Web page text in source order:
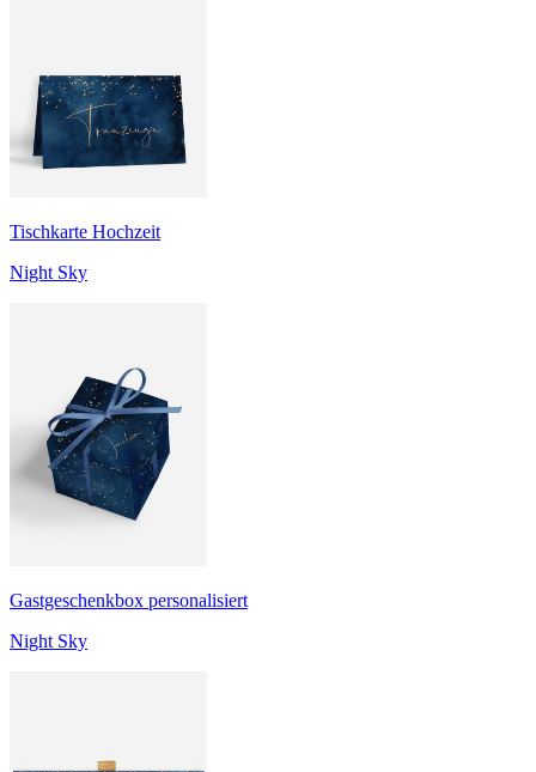
Tischkarte Hochzeit
Night Sky
Gastgeschenkbox personalisiert
Night Sky